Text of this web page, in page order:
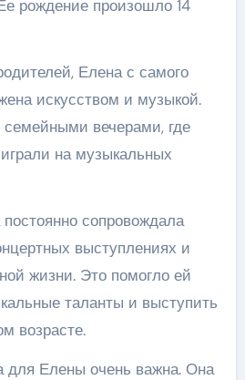
рождение произошло 14
Елена с самого
искусством и музыкой.
вечерами, где
на музыкальных
сопровождала
выступлениях и
жизни. Это помогло ей
таланты и выступить
возрасте.
для Елены очень важна. Она